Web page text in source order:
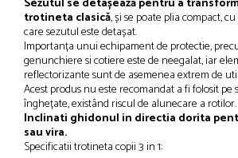
Sezutul se detașează pentru a
trotineta clasică, și se poate plia compact,
care sezutul este detașat.
Importanța unui echipament de protectie,
genunchiere si cotiere este de neegalat, iar
reflectorizante sunt de asemenea extrem de
Acest produs nu este recomandat a fi folosit pe
înghețate, existând riscul de alunecare a rotilor.
Inclinati ghidonul in directia dorita
sau vira.
Specificatii trotineta copii 3 in 1: